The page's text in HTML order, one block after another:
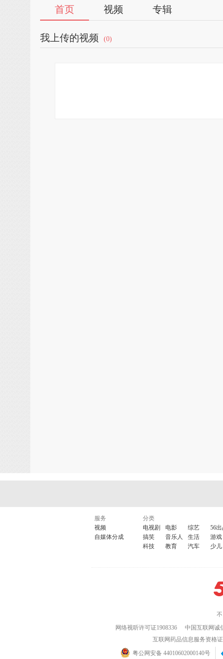
首页 视频 专辑
我上传的视频 (0)
服务
视频
自媒体分成
分类
电视剧
电影 综艺 56出
搞笑
音乐人 生活 游戏
科技
教育 汽车 少儿
网络视听许可证1908336
中国互联网诚
互联网药品信息服务资格
粤公网安备 44010602000140号